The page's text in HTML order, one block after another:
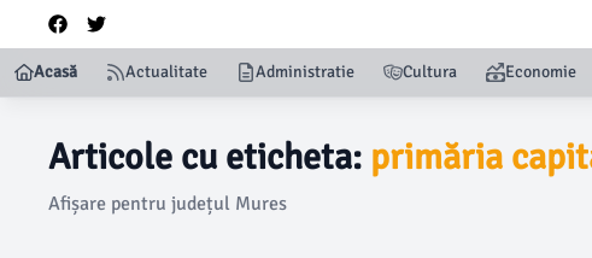
Acasă Actualitate Administratie Cultura Economie
Articole cu eticheta: primăria
Afișare pentru județul Mures